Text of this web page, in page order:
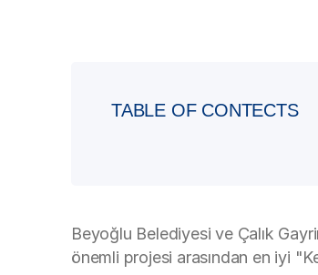
TABLE OF CONTECTS
Beyoğlu Belediyesi ve Çalık
önemli projesi arasından en iyi